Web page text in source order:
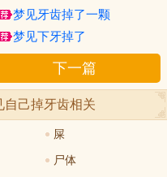
梦见牙齿掉了一颗
梦见下牙掉了
下一篇
自己掉牙齿相关
屎
尸体